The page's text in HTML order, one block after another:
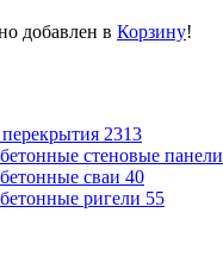
добавлен в Корзину!
2313
стеновые панели
сваи 40
ригели 55